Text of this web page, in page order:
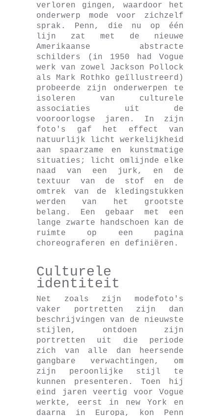
verloren gingen, waardoor het
onderwerp mode voor zichzelf
sprak. Penn, die nu op één
lijn zat met de nieuwe
Amerikaanse abstracte
schilders (in 1950 had Vogue
werk van zowel Jackson Pollock
als Mark Rothko geïllustreerd)
probeerde zijn onderwerpen te
isoleren van culturele
associaties uit de
vooroorlogse jaren. In zijn
foto's gaf het effect van
natuurlijk licht werkelijkheid
aan spaarzame en kunstmatige
situaties; licht omlijnde elke
naad van een jurk, en de
textuur van de stof en de
omtrek van de kledingstukken
werden van het grootste
belang. Een gebaar met een
lange zwarte handschoen kan de
ruimte op een pagina
choreograferen en definiëren.
Culturele
identiteit
Net zoals zijn modefoto's
vaker portretten zijn dan
beschrijvingen van de nieuwste
stijlen, ontdoen zijn
portretten uit die periode
zich van alle dan heersende
gangbare verwachtingen, om
zijn peroonlijke stijl te
kunnen presenteren. Toen hij
eind jaren veertig voor Vogue
werkte, eerst in new York en
daarna in Europa, kon Penn